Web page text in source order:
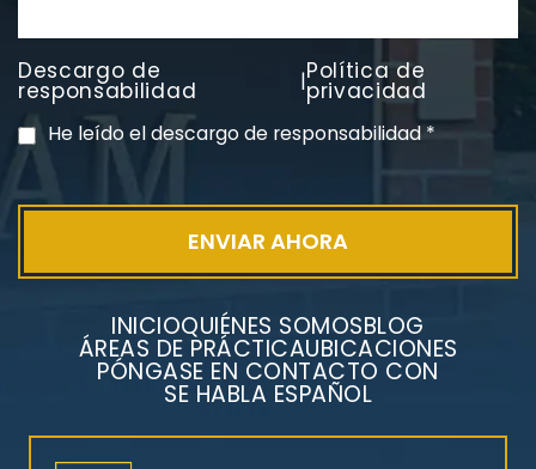
PVC Cloruro de polivinilo
Exposición
Descargo de
responsabilidad |Política de
privacidad
He leído el descargo de responsabilidad*
INICIOQUIÉNES SOMOSBLOG
ÁREAS DE PRÁCTICAUBICACIONES
PÓNGASE EN CONTACTO CON
SE HABLA ESPAÑOL